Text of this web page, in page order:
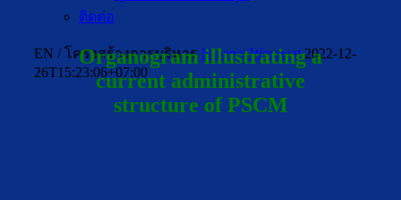
ติดต่อ
EN / โครงสร้างการบริหาร Nipapat Worawat 2022-12-
26T15:23:06+07:00
Organogram illustrating a
current administrative
structure of PSCM